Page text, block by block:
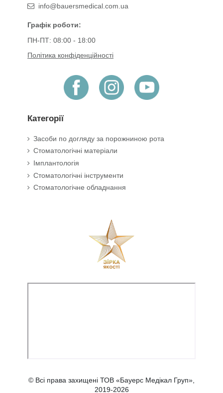
info@bauersmedical.com.ua
Графік роботи:
ПН-ПТ: 08:00 - 18:00
Політика конфіденційності
Категорії
Засоби по догляду за порожниною рота
Стоматологічні матеріали
Імплантологія
Стоматологічні інструменти
Стоматологічне обладнання
© Всі права захищені ТОВ «Бауерс Медікал Груп»,
2019-2026